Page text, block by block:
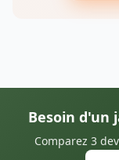
Besoin d'un
Comparez 3